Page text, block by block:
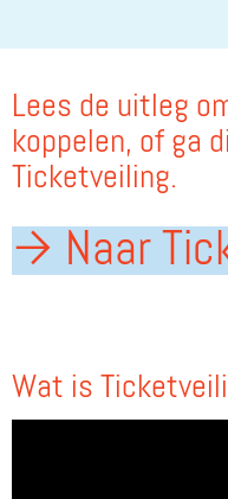
Lees de uitleg
koppelen, of ga
Ticketveiling.
→ Naar
Wat is